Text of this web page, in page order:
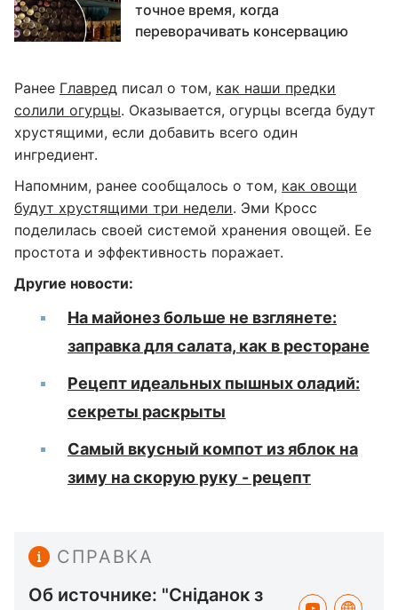
точное время, когда
переворачивать консервацию
Ранее Главред писал о том, как наши предки
солили огурцы. Оказывается, огурцы всегда будут
хрустящими, если добавить всего один
ингредиент.
Напомним, ранее сообщалось о том, как овощи
будут хрустящими три недели. Эми Кросс
поделилась своей системой хранения овощей. Ее
простота и эффективность поражает.
Другие новости:
На майонез больше не взглянете:
заправка для салата, как в ресторане
Рецепт идеальных пышных оладий:
секреты раскрыты
Самый вкусный компот из яблок на
зиму на скорую руку - рецепт
СПРАВКА
Об источнике: "Сніданок з